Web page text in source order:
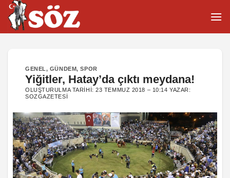
İçeriğe
atla
GENEL, GÜNDEM,SPOR
Yiğitler, Hatay’da çıktı meydana!
OLUŞTURULMA TARIHI:23 TEMMUZ 2018 – 10:14 YAZAR:
SOZGAZETESI